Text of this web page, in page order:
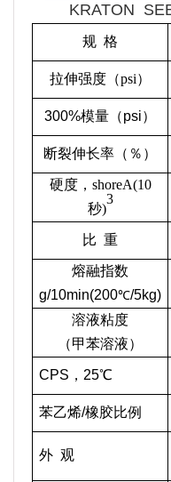
KRATON
规 格
拉伸强度（psi）
300%模量 （psi）
断裂伸长率（％）
硬度， shoreA(10
秒)
3
比 重
熔融指数
g/10min(200℃/5kg)
溶液粘度
（甲苯溶液）
CPS，25℃
苯乙烯/橡胶比例
外 观